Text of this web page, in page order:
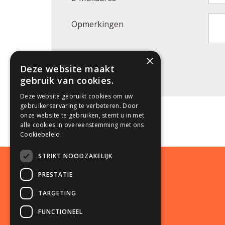
Opmerkingen
EDM Service
the Netherlands
×
Deze website maakt
gebruik van cookies.
Deze website gebruikt cookies om uw
gebruikerservaring te verbeteren. Door
onze website te gebruiken, stemt u in met
alle cookies in overeenstemming met ons
Cookiebeleid.
STRIKT NOODZAKELIJK
PRESTATIE
TARGETING
FUNCTIONEEL